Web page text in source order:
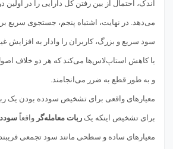
اندک، احتمال از بین رفتن کل دارایی را در
می‌دهد. در نهایت، اشتباه پنجم، جستجوی سریع
سود سریع و بزرگ، کاربران را وادار به افزایش
یا کاهش استاپ‌لاس‌ها می‌کند که هر دو خلاف
و به طور قطع به ضرر می‌انجامند.
معیارهای واقعی برای تشخیص سودده بودن یک
برای تشخیص اینکه یک ربات معامله‌گر واقعاً
معیارهای ساده و سطحی مانند سود تجمعی